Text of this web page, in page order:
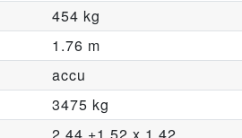
454 kg
1.76 m
accu
3475 kg